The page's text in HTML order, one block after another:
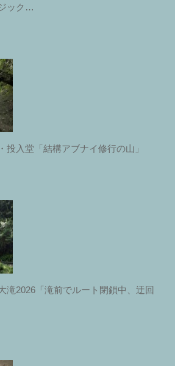
ック…
投入堂「結構アブナイ修行の山」
滝2026「滝前でルート閉鎖中、迂回